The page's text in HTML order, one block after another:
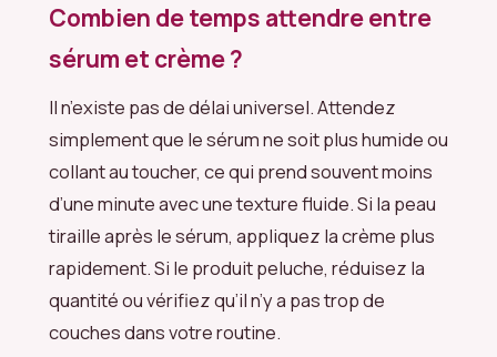
Combien de temps attendre entre
sérum et crème ?
Il n’existe pas de délai universel. Attendez
simplement que le sérum ne soit plus humide ou
collant au toucher, ce qui prend souvent moins
d’une minute avec une texture fluide. Si la peau
tiraille après le sérum, appliquez la crème plus
rapidement. Si le produit peluche, réduisez la
quantité ou vérifiez qu’il n’y a pas trop de
couches dans votre routine.